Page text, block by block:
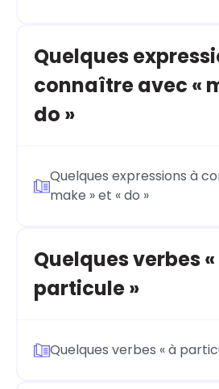
Quelques
connaître avec «
do »
Quelques expressions à
make » et « do »
Quelques verbes
particule »
Quelques verbes « à